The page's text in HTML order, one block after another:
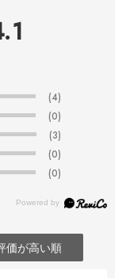
(4)
(0)
(3)
(0)
(0)
価が高い順